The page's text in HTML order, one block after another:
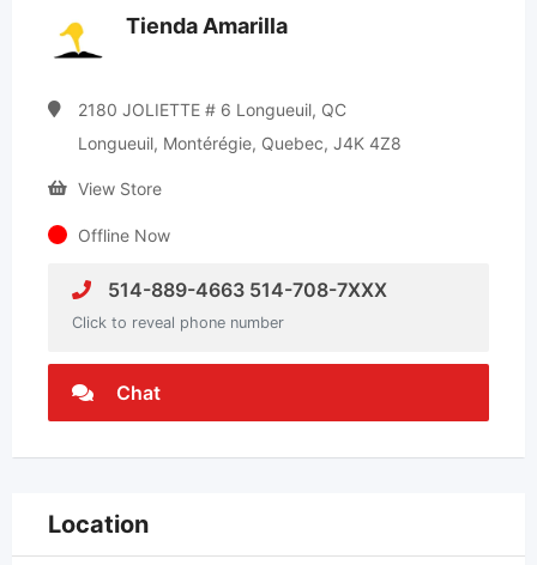
Tienda Amarilla
2180 JOLIETTE # 6 Longueuil, QC
Longueuil, Montérégie, Quebec, J4K 4Z8
View Store
Offline Now
514-889-4663 514-708-7XXX
Click to reveal phone number
Chat
Location